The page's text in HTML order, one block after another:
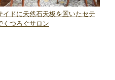
イドに天然石天板を置いたセテ
くつろぐサロン